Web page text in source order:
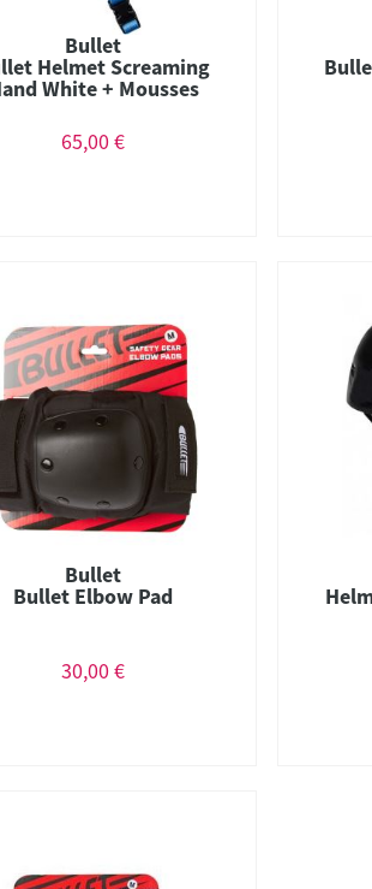
Bullet
Helmet Screaming
White + Mousses
65,00 €
Bullet
Bullet Elbow Pad
30,00 €